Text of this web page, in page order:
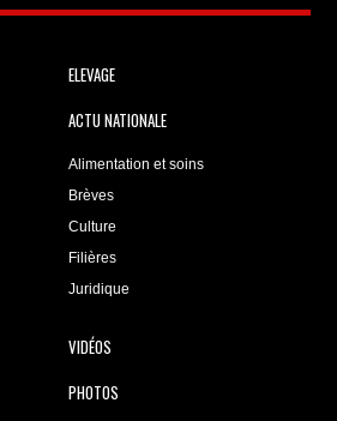
ELEVAGE
ACTU NATIONALE
Alimentation et soins
Brèves
Culture
Filières
Juridique
VIDÉOS
PHOTOS